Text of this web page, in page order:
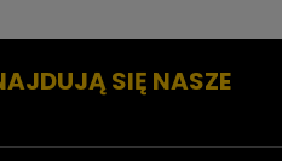
SIĘ NASZE